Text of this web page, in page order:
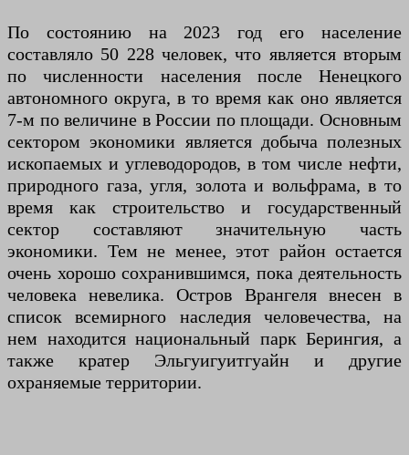
По состоянию на 2023 год его население
составляло 50 228 человек, что является вторым
по численности населения после Ненецкого
автономного округа, в то время как оно является
7-м по величине в России по площади. Основным
сектором экономики является добыча полезных
ископаемых и углеводородов, в том числе нефти,
природного газа, угля, золота и вольфрама, в то
время как строительство и государственный
сектор составляют значительную часть
экономики. Тем не менее, этот район остается
очень хорошо сохранившимся, пока деятельность
человека невелика. Остров Врангеля внесен в
список всемирного наследия человечества, на
нем находится национальный парк Берингия, а
также кратер Эльгуигуитгуайн и другие
охраняемые территории.